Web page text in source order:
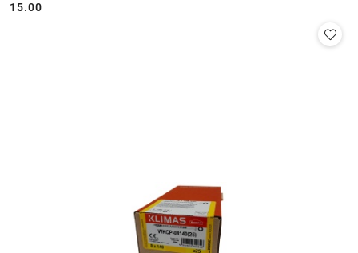
Cena:
15.00